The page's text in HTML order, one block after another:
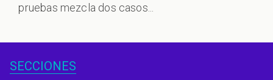
pruebas mezcla dos casos...
SECCIONES